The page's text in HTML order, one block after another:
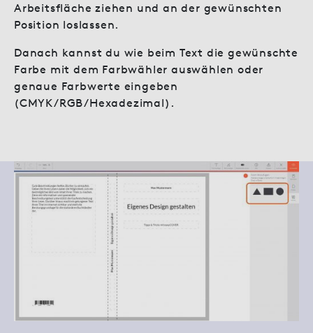
Arbeitsfläche ziehen und an der gewünschten
Position loslassen.
Danach kannst du wie beim Text die gewünschte
Farbe mit dem Farbwähler auswählen oder
genaue Farbwerte eingeben
(CMYK/RGB/Hexadezimal).